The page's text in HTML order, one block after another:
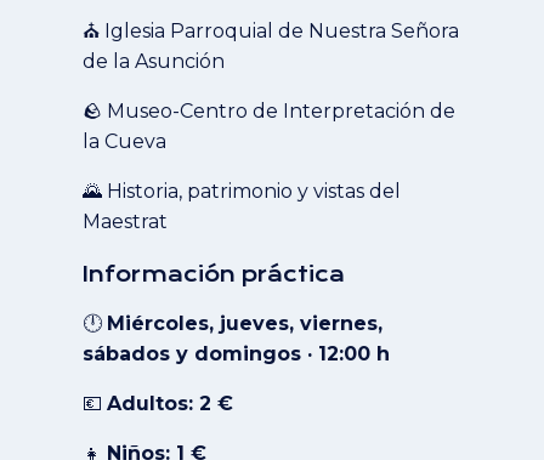
⛪ Iglesia Parroquial de Nuestra Señora
de la Asunción
🪨 Museo-Centro de Interpretación de
la Cueva
🌄 Historia, patrimonio y vistas del
Maestrat
Información práctica
🕛 Miércoles, jueves, viernes,
sábados y domingos · 12:00 h
💶 Adultos: 2 €
👧 Niños: 1 €